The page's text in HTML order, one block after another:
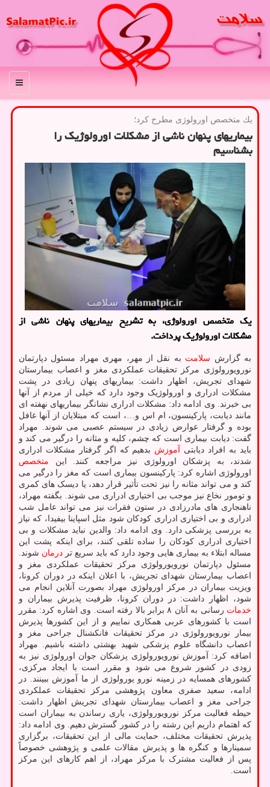
منو
یك متخصص اورولوژی مطرح كرد؛
بیماریهای پنهان ناشی از مشكلات اورولوژیك را
بشناسیم
یک متخصص اورولوژی، به تشریح بیماریهای پنهان ناشی از
مشکلات اورولوژیک پرداخت.
به گزارش سلامت به نقل از مهر، مهری مهراد مسئول دپارتمان
نورویورولوژی مرکز تحقیقات عملکردی مغز و اعصاب بیمارستان
شهدای تجریش، اظهار داشت: بیماریهای پنهان زیادی در پشت
مشکلات ادراری و اورولوژیک وجود دارد که خیلی از مردم از آنها
بی خبرند. وی ادامه داد: مشکلات ادراری نشانگر بیماریهای نهفته ای
مانند دیابت، پارکینسون، ام اس و…، است که مبتلایان از آنها غافل
بوده و گرفتار عوارض زیادی در سیستم عصبی می شوند. مهراد
گفت: دیابت بیماری است که چشم، کلیه و مثانه را درگیر می کند و
باید به افراد دیابتی آموزش بدهیم که اگر گرفتار مشکلات ادراری
شدند، به پزشکان اورولوژی نیز مراجعه کنند. این متخصص
اورولوژی اشاره کرد: پارکینسون بیماری است که مغز را درگیر می
کند و می تواند مثانه را نیز تحت تأثیر قرار دهد، یا دیسک های کمری
و تومور نخاع نیز موجب بی اختیاری ادراری می شوند. بگفته مهراد،
ناهنجاری های مادرزادی در ستون فقرات نیز می تواند عامل شب
ادراری و بی اختیاری ادراری کودکان شود مثل اسپاینا بیفیدا، که نیاز
به بررسی پزشکی دارد. وی ادامه داد: والدین نباید مشکلات و بی
اختیاری ادراری کودکان را ساده تلقی کنند، برای اینکه پشت این
مساله ابتلاء به بیماری هایی وجود دارد که باید سریع تر درمان شوند.
مسئول دپارتمان نورویورولوژی مرکز تحقیقات عملکردی مغز و
اعصاب بیمارستان شهدای تجریش، با اعلان اینکه در دوران کرونا،
ویزیت بیماران در مرکز اورولوژی مهراد بصورت آنلاین انجام می
شود، اظهار داشت: در دوران کرونا، ظرفیت پذیرش بیماران و
خدمات
رسانی به آنان ۸ برابر بالا رفته است. وی اشاره کرد: مقرر
است با کشورهای عربی همکاری نماییم و از این کشورها پذیرش
بیمار نورویورولوژی در مرکز تحقیقات فانکشنال جراحی مغز و
اعصاب دانشگاه علوم پزشکی شهید بهشتی داشته باشیم. مهراد
اضافه کرد: آموزش نورویورولوژی پزشکان جوان اورولوژی نیز به
زودی در کشور شروع می شود و مقرر است با ایجاد مرکزی،
کشورهای همسایه در زمینه نورو یورولوژی از ما آموزش ببینند. در
ادامه، سعید صفری معاون پژوهشی مرکز تحقیقات عملکردی
جراحی مغز و اعصاب بیمارستان شهدای تجریش اظهار داشت:
حیطه فعالیت مرکز نورویورولوژی، یاری رساندن به بیماران است
که اهتمام داریم این رشته را در کشور گسترش دهیم. وی ادامه داد:
پذیرش تحقیقات مختلف، حمایت مالی از این تحقیقات، برگزاری
سمینارها و کنگره ها و پذیرش مقالات علمی و پژوهشی خصوصاً
پس از فعالیت مشترک با مرکز مهراد، از اهم کارهای این مرکز
است.